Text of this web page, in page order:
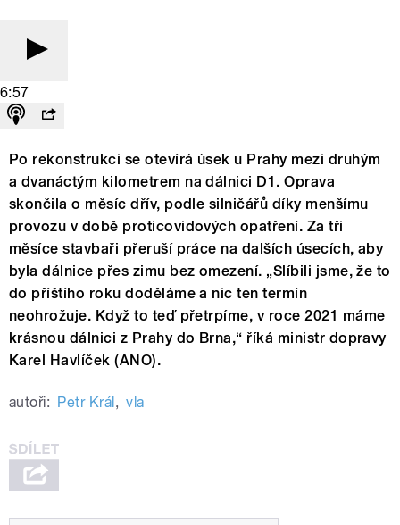
6:57
Po rekonstrukci se otevírá úsek u Prahy mezi druhým
a dvanáctým kilometrem na dálnici D1. Oprava
skončila o měsíc dřív, podle silničářů díky menšímu
provozu v době proticovidových opatření. Za tři
měsíce stavbaři přeruší práce na dalších úsecích, aby
byla dálnice přes zimu bez omezení. „Slíbili jsme, že to
do příštího roku doděláme a nic ten termín
neohrožuje. Když to teď přetrpíme, v roce 2021 máme
krásnou dálnici z Prahy do Brna,“ říká ministr dopravy
Karel Havlíček (ANO).
autoři: Petr Král , vla